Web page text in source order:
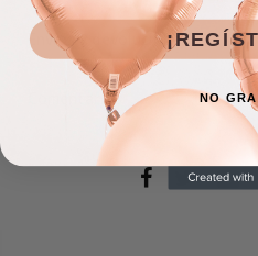
Envíos y devoluciones
Comentarios NO